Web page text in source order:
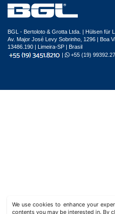
We use cookies to enhance your
contents you may be interested in. By
BGL - Bertoloto & Grotta Ltda. | Hülsen für
Av. Major José Levy Sobrinho, 1296 | Boa
13486.190 | Limeira-SP | Brasil
|
+55 (19)